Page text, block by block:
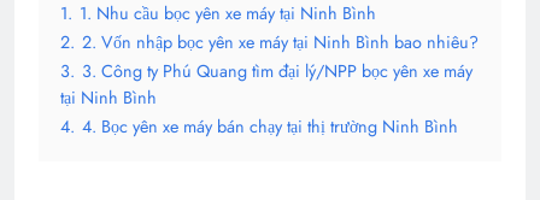
1. 1. Nhu cầu bọc yên xe máy tại Ninh Bình
2. 2. Vốn nhập bọc yên xe máy tại Ninh Bình bao nhiêu?
3. 3. Công ty Phú Quang tìm đại lý/NPP bọc yên xe máy
tại Ninh Bình
4. 4. Bọc yên xe máy bán chạy tại thị trường Ninh Bình